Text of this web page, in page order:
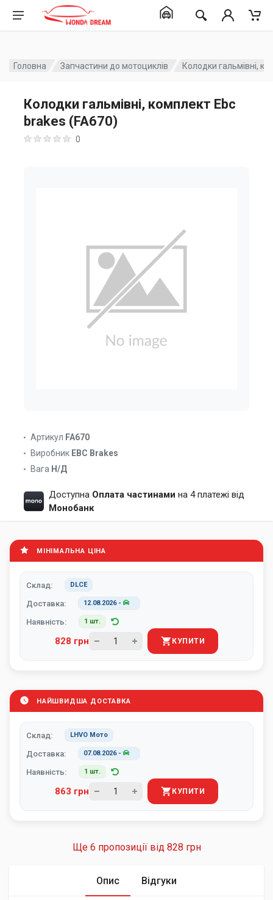
Головна Запчастини до мотоциклів Колодки гальмівні,
Колодки гальмівні, комплект Ebc
brakes (FA670)
0
Артикул FA670
Виробник EBC Brakes
Вага Н/Д
Доступна Оплата частинами на 4 платежі від
Монобанк
МІНІМАЛЬНА ЦІНА
Склад: DLCE
Доставка: 12.08.2026-
Наявність: 1 шт.
828 грн КУПИТИ
НАЙШВИДША ДОСТАВКА
Склад: LHVO Мото
Доставка: 07.08.2026-
Наявність: 1 шт.
863 грн КУПИТИ
Ще 6 пропозиції від 828 грн
Опис Відгуки